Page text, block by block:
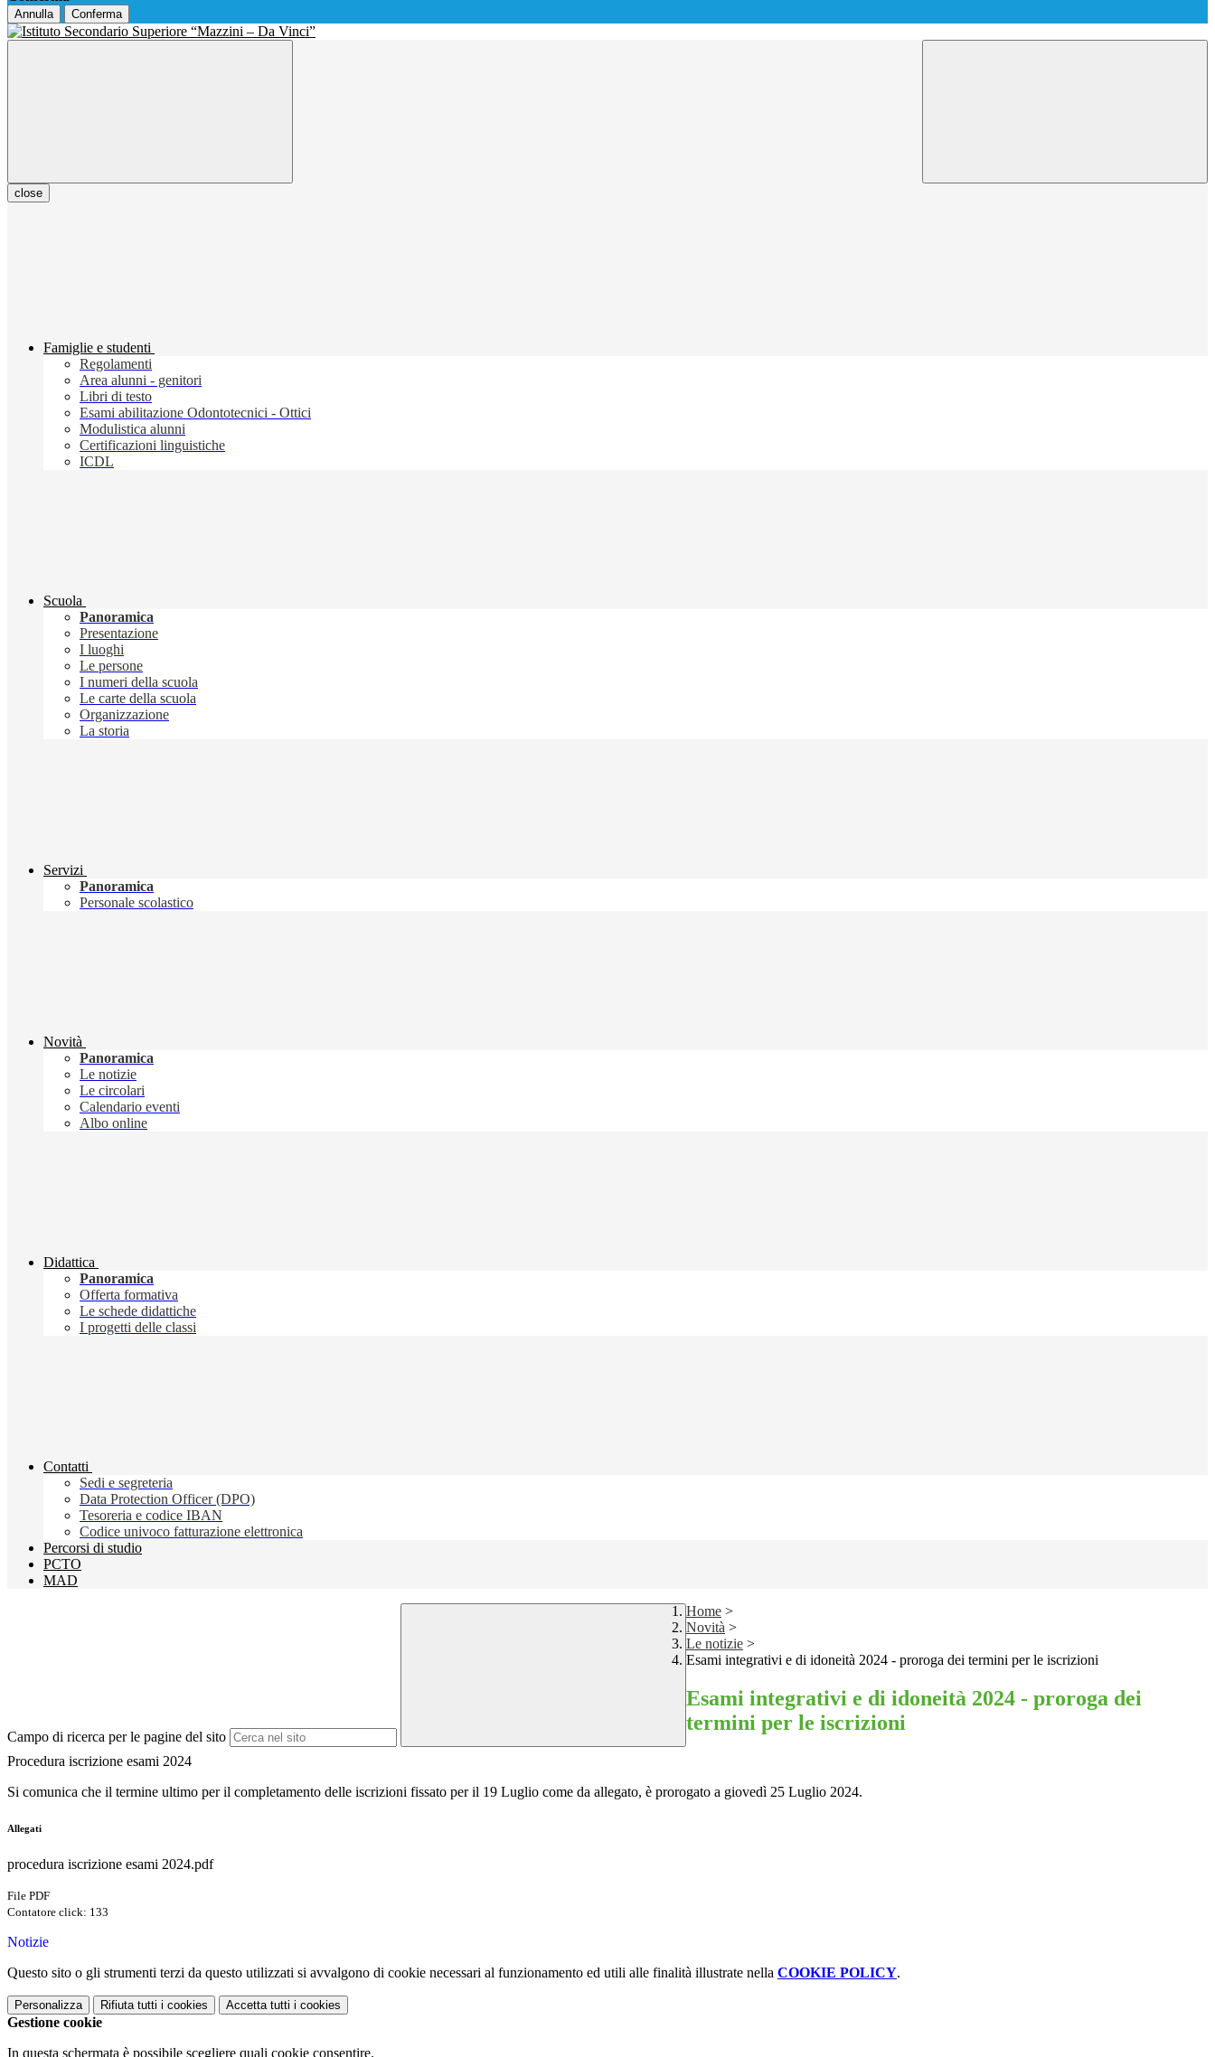
Annulla Conferma
close
Famiglie e studenti
Regolamenti
Area alunni - genitori
Libri di testo
Esami abilitazione Odontotecnici - Ottici
Modulistica alunni
Certificazioni linguistiche
ICDL
Scuola
Panoramica
Presentazione
I luoghi
Le persone
I numeri della scuola
Le carte della scuola
Organizzazione
La storia
Servizi
Panoramica
Personale scolastico
Novità
Panoramica
Le notizie
Le circolari
Calendario eventi
Albo online
Didattica
Panoramica
Offerta formativa
Le schede didattiche
I progetti delle classi
Contatti
Sedi e segreteria
Data Protection Officer (DPO)
Tesoreria e codice IBAN
Codice univoco fatturazione elettronica
Percorsi di studio
PCTO
MAD
Campo di ricerca per le pagine del sito
Home >
Novità >
Le notizie >
Esami integrativi e di idoneità 2024 - proroga dei termini per le iscrizioni
Esami integrativi e di idoneità 2024 - proroga dei
termini per le iscrizioni
Procedura iscrizione esami 2024
Si comunica che il termine ultimo per il completamento delle iscrizioni fissato per il 19 Luglio come da allegato, è prorogato a giovedì 25 Luglio 2024.
Allegati
procedura iscrizione esami 2024.pdf
File PDF
Contatore click: 133
Notizie
Questo sito o gli strumenti terzi da questo utilizzati si avvalgono di cookie necessari al funzionamento ed utili alle finalità illustrate nella COOKIE POLICY.
Personalizza Rifiuta tutti i cookies Accetta tutti i cookies
Gestione cookie
In questa schermata è possibile scegliere quali cookie consentire.